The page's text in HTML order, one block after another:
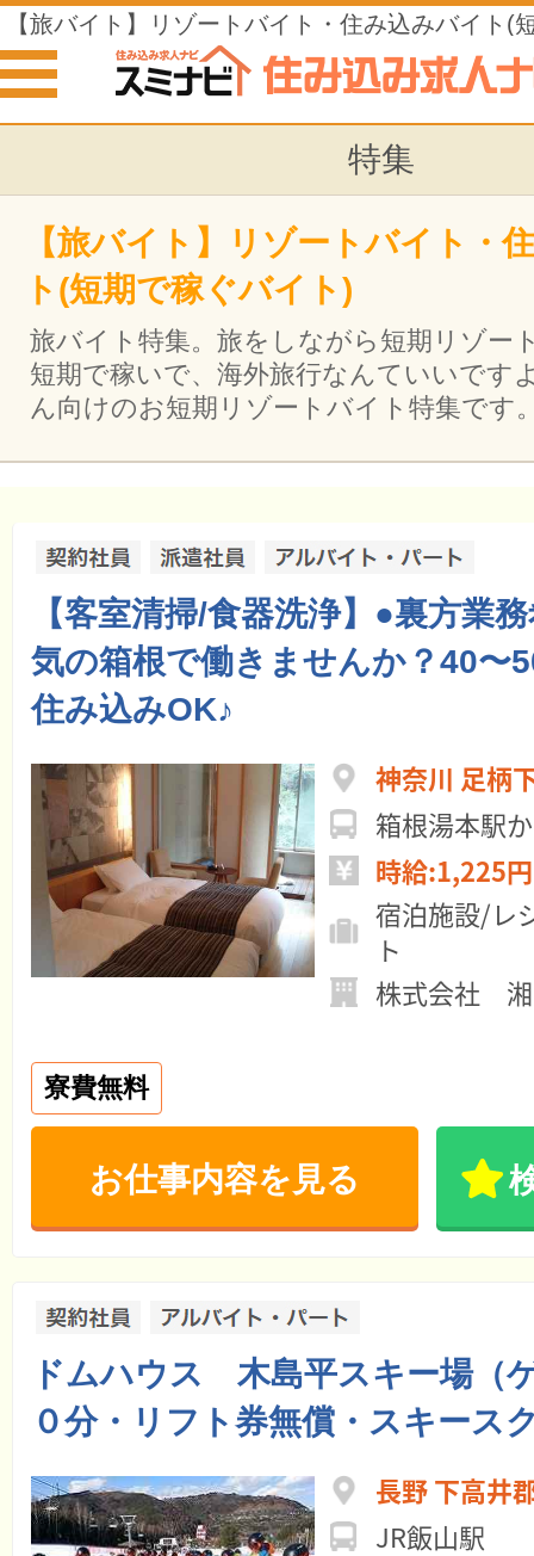
【旅バイト】リゾートバイト・住み込みバイト(
ト)
特集
【旅バイト】リゾートバイト・
ト(短期で稼ぐバイト)
旅バイト特集。旅をしながら短期リゾー
短期で稼いで、海外旅行なんていいです
ん向けのお短期リゾートバイト特集です
【客室清掃/食器洗浄】●裏方業
気の箱根で働きませんか？40〜
住み込みOK♪
神奈川 足柄
箱根湯本駅
時給:1,225
宿泊施設/レ
ト
株式会社 湘
寮費無料
お仕事内容を見る
ドムハウス 木島平スキー場（
０分・リフト券無償・スキース
長野 下高井
JR飯山駅